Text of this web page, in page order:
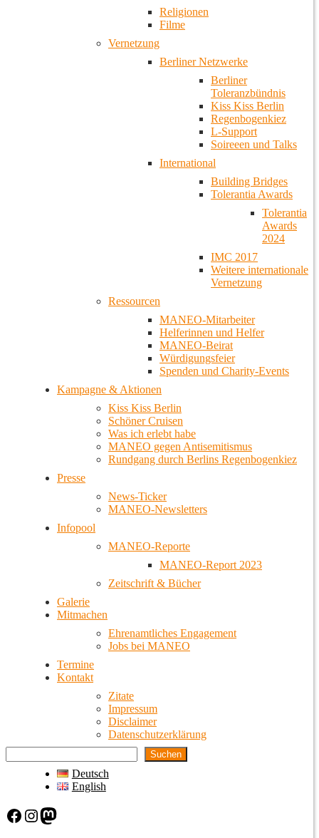
Religionen
Filme
Vernetzung
Berliner Netzwerke
Berliner
Toleranzbündnis
Kiss Kiss Berlin
Regenbogenkiez
L-Support
Soireeen und Talks
International
Building Bridges
Tolerantia Awards
Tolerantia
Awards
2024
IMC 2017
Weitere internationale
Vernetzung
Ressourcen
MANEO-Mitarbeiter
Helferinnen und Helfer
MANEO-Beirat
Würdigungsfeier
Spenden und Charity-Events
Kampagne & Aktionen
Kiss Kiss Berlin
Schöner Cruisen
Was ich erlebt habe
MANEO gegen Antisemitismus
Rundgang durch Berlins Regenbogenkiez
Presse
News-Ticker
MANEO-Newsletters
Infopool
MANEO-Reporte
MANEO-Report 2023
Zeitschrift & Bücher
Galerie
Mitmachen
Ehrenamtliches Engagement
Jobs bei MANEO
Termine
Kontakt
Zitate
Impressum
Disclaimer
Datenschutzerklärung
Suchen
Deutsch
English
Facebook Instagram Mastodon